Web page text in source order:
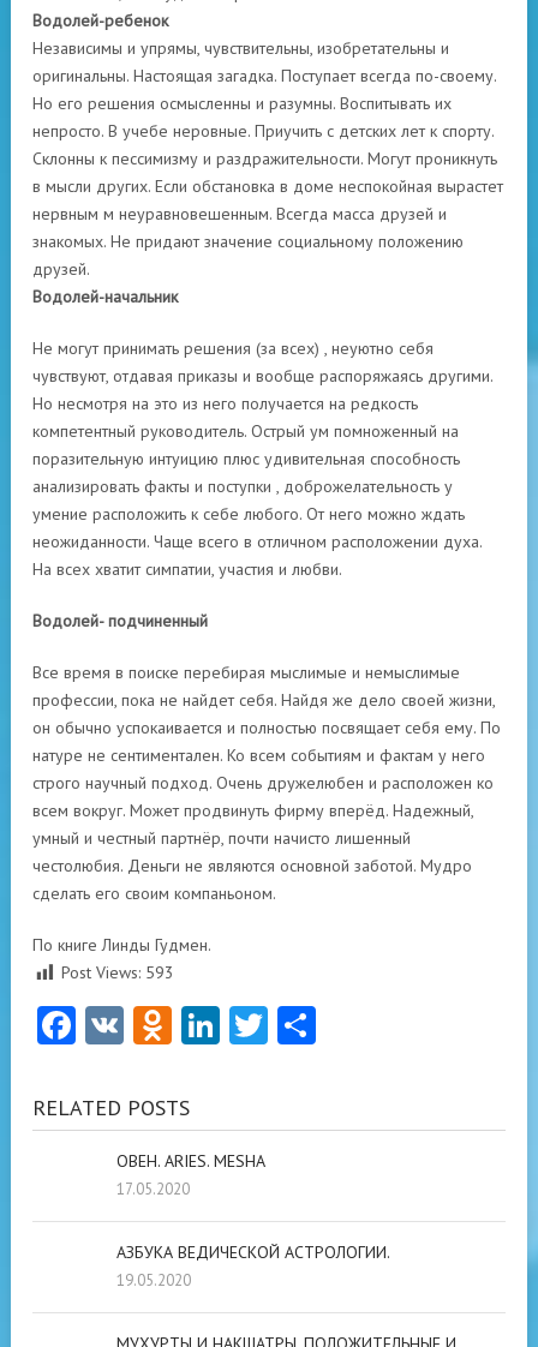
Водолей-ребенок
Независимы и упрямы, чувствительны, изобретательны и
оригинальны. Настоящая загадка. Поступает всегда по-своему.
Но его решения осмысленны и разумны. Воспитывать их
непросто. В учебе неровные. Приучить с детских лет к спорту.
Склонны к пессимизму и раздражительности. Могут проникнуть
в мысли других. Если обстановка в доме неспокойная вырастет
нервным м неуравновешенным. Всегда масса друзей и
знакомых. Не придают значение социальному положению
друзей.
Водолей-начальник
Не могут принимать решения (за всех) , неуютно себя
чувствуют, отдавая приказы и вообще распоряжаясь другими.
Но несмотря на это из него получается на редкость
компетентный руководитель. Острый ум помноженный на
поразительную интуицию плюс удивительная способность
анализировать факты и поступки , доброжелательность у
умение расположить к себе любого. От него можно ждать
неожиданности. Чаще всего в отличном расположении духа.
На всех хватит симпатии, участия и любви.
Водолей- подчиненный
Все время в поиске перебирая мыслимые и немыслимые
профессии, пока не найдет себя. Найдя же дело своей жизни,
он обычно успокаивается и полностью посвящает себя ему. По
натуре не сентиментален. Ко всем событиям и фактам у него
строго научный подход. Очень дружелюбен и расположен ко
всем вокруг. Может продвинуть фирму вперёд. Надежный,
умный и честный партнёр, почти начисто лишенный
честолюбия. Деньги не являются основной заботой. Мудро
сделать его своим компаньоном.
По книге Линды Гудмен.
Post Views: 593
Facebook
VK Odnoklassniki
LinkedIn
Twitter
RELATED POSTS
ОВЕН. ARIES. MESHA
17.05.2020
АЗБУКА ВЕДИЧЕСКОЙ АСТРОЛОГИИ.
19.05.2020